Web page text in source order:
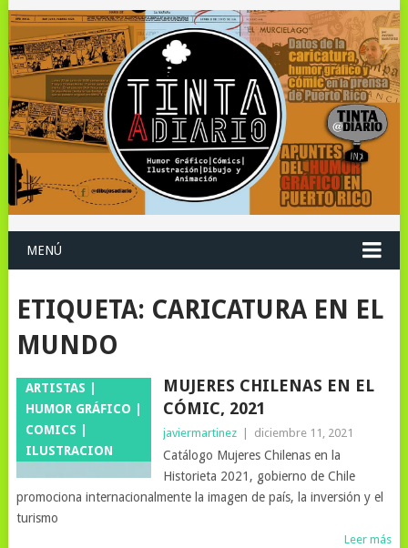
MENÚ
ETIQUETA: CARICATURA EN EL
MUNDO
ARTISTAS |
HUMOR GRÁFICO |
COMICS |
ILUSTRACION
MUJERES CHILENAS EN EL
CÓMIC, 2021
javiermartinez diciembre 11, 2021
Catálogo Mujeres Chilenas en la
Historieta 2021, gobierno de Chile
promociona internacionalmente la imagen de país, la inversión y el
turismo
Leer más